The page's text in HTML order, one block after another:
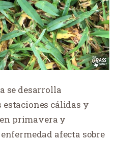
se desarrolla
cálidas y
primavera y
afecta sobre